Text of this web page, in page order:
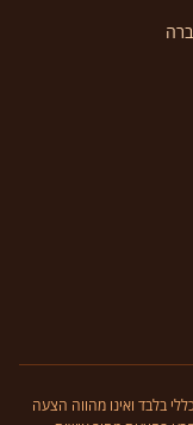
בלבד ואינו מהווה הצעה